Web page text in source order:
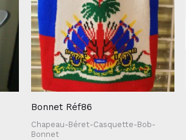
Bonnet Réf86
Chapeau-Béret-Casquette-Bob-
Bonnet